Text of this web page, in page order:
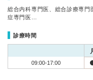
総合内科専門医、総合診療専
症専門医…
診療時間
09:00-17:00